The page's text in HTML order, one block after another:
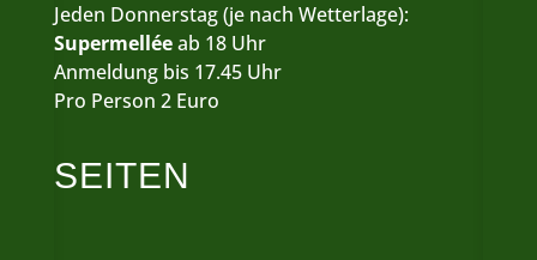
Jeden Donnerstag (je nach Wetterlage):
Supermelléeab 18 Uhr
Anmeldung bis 17.45 Uhr
Pro Person 2 Euro
SEITEN